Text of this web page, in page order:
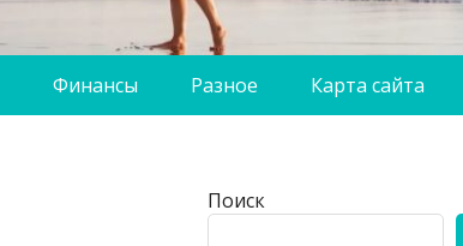
Финансы Разное Карта сайта
Поиск